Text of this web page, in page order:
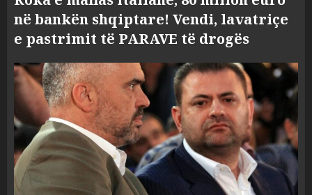
në bankën shqiptare! Vendi, lavatriçe
e pastrimit të PARAVE të drogës